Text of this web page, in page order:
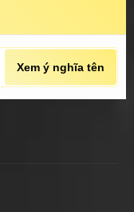
Xem ý nghĩa tên